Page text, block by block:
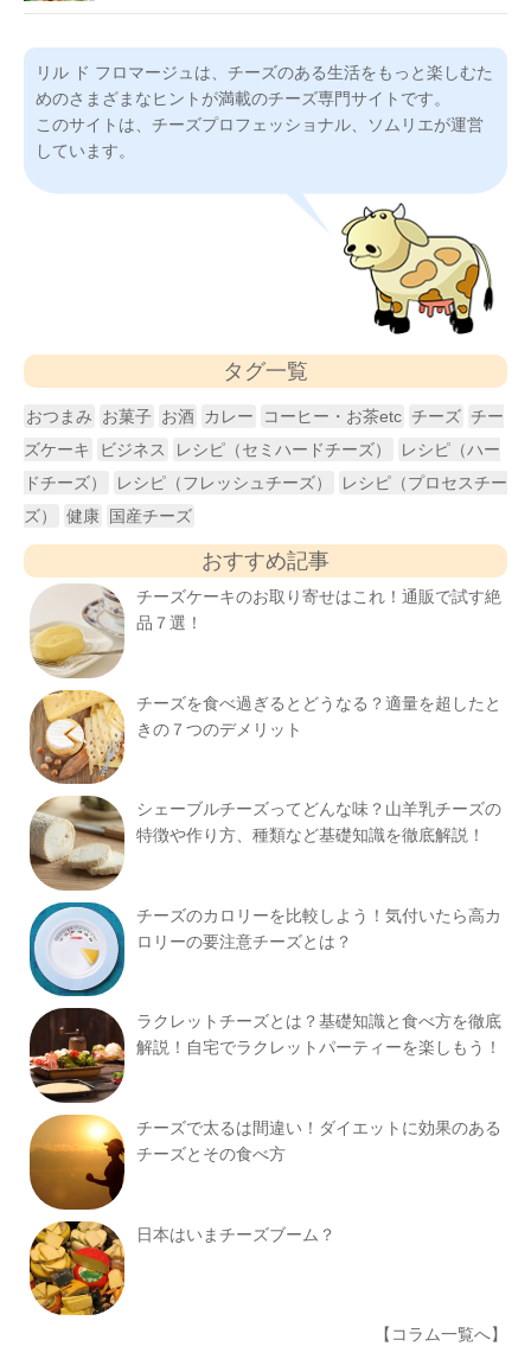
リル ド フロマージュは、チーズのある生活をもっと楽しむた
めのさまざまなヒントが満載のチーズ専門サイトです。
このサイトは、チーズプロフェッショナル、ソムリエが運営
しています。
タグ一覧
おつまみ お菓子 お酒 カレー コーヒー・お茶etc チーズ チー
ズケーキ
ビジネス レシピ（セミハードチーズ）
レシピ（ハー
ドチーズ）
レシピ（フレッシュチーズ）
レシピ（プロセスチー
ズ）
健康 国産チーズ
おすすめ記事
チーズケーキのお取り寄せはこれ！通販で試す絶
品７選！
チーズを食べ過ぎるとどうなる？適量を超したと
きの７つのデメリット
シェーブルチーズってどんな味？山羊乳チーズの
特徴や作り方、種類など基礎知識を徹底解説！
チーズのカロリーを比較しよう！気付いたら高カ
ロリーの要注意チーズとは？
ラクレットチーズとは？基礎知識と食べ方を徹底
解説！自宅でラクレットパーティーを楽しもう！
チーズで太るは間違い！ダイエットに効果のある
チーズとその食べ方
日本はいまチーズブーム？
【コラム一覧へ】